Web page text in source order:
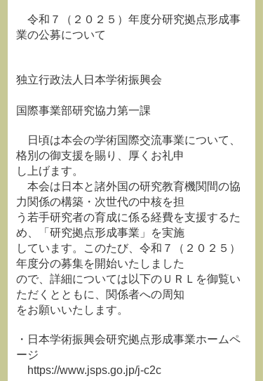
令和７（２０２５）年度分研究拠点形成事
業の公募について
独立行政法人日本学術振興会
国際事業部研究協力第一課
日頃は本会の学術国際交流事業について、
格別の御支援を賜り、厚くお礼申
し上げます。
本会は日本と諸外国の研究教育機関間の協
力関係の構築・次世代の中核を担
う若手研究者の育成に係る経費を支援するた
め、「研究拠点形成事業」を実施
しています。このたび、令和７（２０２５）
年度分の募集を開始いたしました
ので、詳細については以下のＵＲＬを御覧い
ただくとともに、関係者への周知
をお願いいたします。
・日本学術振興会研究拠点形成事業ホームペ
ージ
https://www.jsps.go.jp/j-c2c